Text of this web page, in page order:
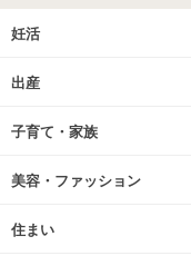
妊活
出産
子育て・家族
美容・ファッション
住まい